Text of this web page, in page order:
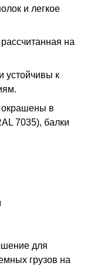
и легкое
на
устойчивы к
в
7035), балки
для
грузов на